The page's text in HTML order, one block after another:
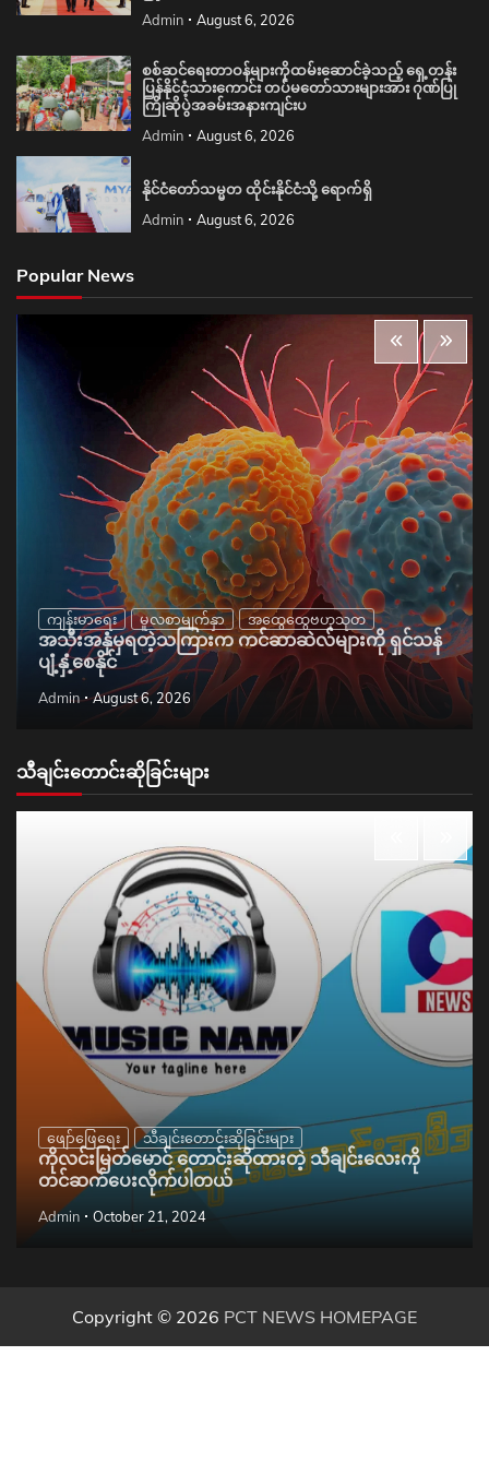
Admin August 6, 2026
စစ်ဆင်ရေးတာဝန်များကိုထမ်းဆောင်ခဲ့သည့် ရှေ့တန်း
ပြန်နိုင်ငံ့သားကောင်း တပ်မတော်သားများအား ဂုဏ်ပြု
ကြိုဆိုပွဲအခမ်းအနားကျင်းပ
Admin August 6, 2026
နိုင်ငံတော်သမ္မတ ထိုင်းနိုင်ငံသို့ ရောက်ရှိ
Admin August 6, 2026
Popular News
ကျန်းမာရေး မူလစာမျက်နှာ အထွေထွေဗဟုသုတ
အသီးအနှံမှရတဲ့သကြားက ကင်ဆာဆဲလ်များကို ရှင်သန်
ပျံ့နှံ့စေနိုင်
Admin August 6, 2026
သီချင်းတောင်းဆိုခြင်းများ
ဖျော်ဖြေရေး သီချင်းတောင်းဆိုခြင်းများ
ကိုလင်းမြတ်မောင် တောင်းဆိုထားတဲ့ သီချင်းလေးကို
တင်ဆက်ပေးလိုက်ပါတယ်
Admin October 21, 2024
Copyright © 2026 PCT NEWS HOMEPAGE